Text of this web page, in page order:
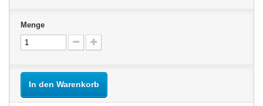
Menge
In den Warenkorb